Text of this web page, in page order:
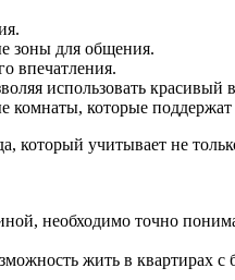
зоны для общения.
впечатления.
использовать
комнаты, которые
который учитывает не
необходимо точно
жить в квартирах с